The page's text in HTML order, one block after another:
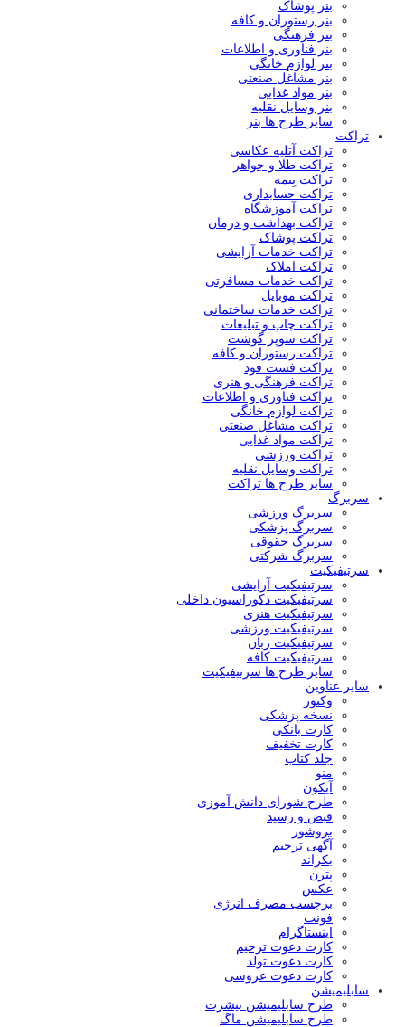
بنر پوشاک
بنر رستوران و کافه
بنر فرهنگی
بنر فناوری و اطلاعات
بنر لوازم خانگی
بنر مشاغل صنعتی
بنر مواد غذایی
بنر وسایل نقلیه
سایر طرح ها بنر
تراکت
تراکت آتلیه عکاسی
تراکت طلا و جواهر
تراکت بِيمه
تراکت حسابداری
تراکت آموزشگاه
تراکت بهداشت و درمان
تراکت پوشاک
تراکت خدمات آرایشی
تراکت املاک
تراکت خدمات مسافرتی
تراکت موبایل
تراکت خدمات ساختمانی
تراکت چاپ و تبلیغات
تراکت سوپر گوشت
تراکت رستوران و کافه
تراکت فست فود
تراکت فرهنگی و هنری
تراکت فناوری و اطلاعات
تراکت لوازم خانگی
تراکت مشاغل صنعتی
تراکت مواد غذایی
تراکت ورزشی
تراکت وسایل نقلیه
سایر طرح ها تراکت
سربرگ
سربرگ ورزشی
سربرگ پزشکی
سربرگ حقوقی
سربرگ شرکتی
سرتیفیکیت
سرتیفیکیت آرایشی
سرتیفیکیت دکوراسیون داخلی
سرتیفیکیت هنری
سرتیفیکیت ورزشی
سرتیفیکیت زبان
سرتیفیکیت کافه
سایر طرح ها سرتیفیکیت
سایر عناوین
وکتور
نسخه پزشکی
کارت بانکی
کارت تخفیف
جلد کتاب
منو
آیکون
طرح شورای دانش آموزی
قبض و رسید
بروشور
آگهی ترحیم
بکراند
پترن
عکس
برچسب مصرف انرژی
فونت
اینستاگرام
کارت دعوت ترحیم
کارت دعوت تولد
کارت دعوت عروسی
سابلیمیشن
طرح سابلیمیشن تیشرت
طرح سابلیمیشن ماگ